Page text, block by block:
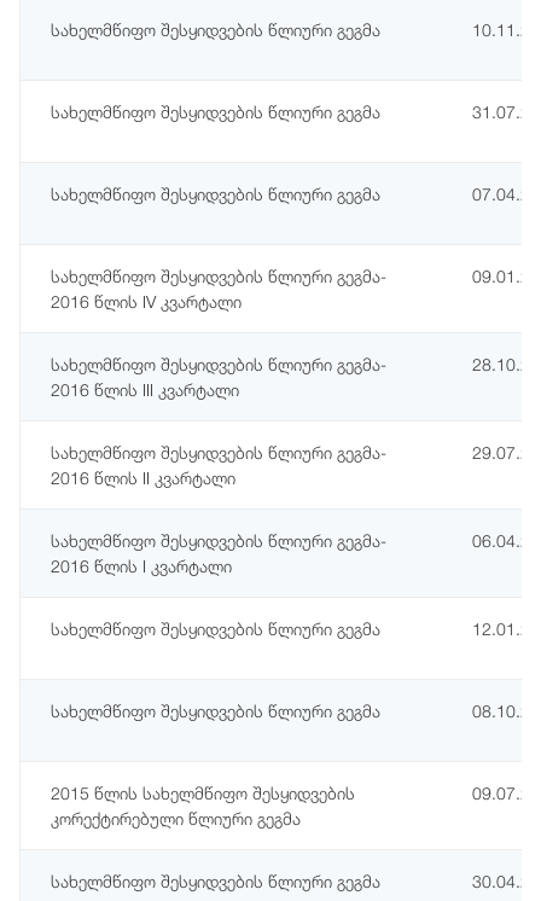
სახელმწიფო შესყიდვების წლიური გეგმა
სახელმწიფო შესყიდვების წლიური გეგმა
სახელმწიფო შესყიდვების წლიური გეგმა
სახელმწიფო შესყიდვების წლიური გეგმა-
2016 წლის IV კვარტალი
სახელმწიფო შესყიდვების წლიური გეგმა-
2016 წლის III კვარტალი
სახელმწიფო შესყიდვების წლიური გეგმა-
2016 წლის II კვარტალი
სახელმწიფო შესყიდვების წლიური გეგმა-
2016 წლის I კვარტალი
სახელმწიფო შესყიდვების წლიური გეგმა
სახელმწიფო შესყიდვების წლიური გეგმა
2015 წლის სახელმწიფო შესყიდვების
კორექტირებული წლიური გეგმა
სახელმწიფო შესყიდვების წლიური გეგმა